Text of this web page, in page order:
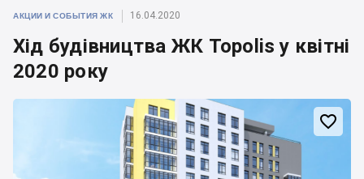
АКЦИИ И СОБЫТИЯ ЖК 16.04.2020
Хід будівництва ЖК Topolis у квітні
2020 року
